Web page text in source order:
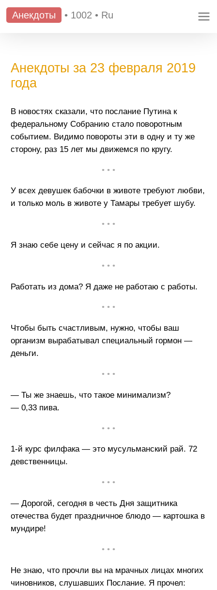
Анекдоты • 1002 • Ru
Анекдоты за 23 февраля 2019
года
В новостях сказали, что послание Путина к
федеральному Собранию стало поворотным
событием. Видимо повороты эти в одну и ту же
сторону, раз 15 лет мы движемся по кругу.
• • •
У всех девушек бабочки в животе требуют любви,
и только моль в животе у Тамары требует шубу.
• • •
Я знаю себе цену и сейчас я по акции.
• • •
Работать из дома? Я даже не работаю с работы.
• • •
Чтобы быть счастливым, нужно, чтобы ваш
организм вырабатывал специальный гормон —
деньги.
• • •
— Ты же знаешь, что такое минимализм?
— 0,33 пива.
• • •
1-й курс филфака — это мусульманский рай. 72
девственницы.
• • •
— Дорогой, сегодня в честь Дня защитника
отечества будет праздничное блюдо — картошка в
мундире!
• • •
Не знаю, что прочли вы на мрачных лицах многих
чиновников, слушавших Послание. Я прочел: